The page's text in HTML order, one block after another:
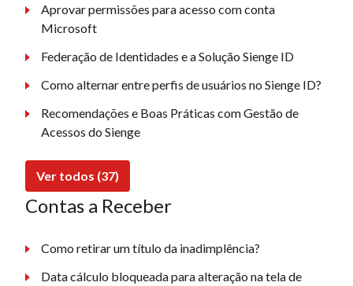
Aprovar permissões para acesso com conta
Microsoft
Federação de Identidades e a Solução Sienge ID
Como alternar entre perfis de usuários no Sienge ID?
Recomendações e Boas Práticas com Gestão de
Acessos do Sienge
Ver todos (37)
Contas a Receber
Como retirar um título da inadimplência?
Data cálculo bloqueada para alteração na tela de